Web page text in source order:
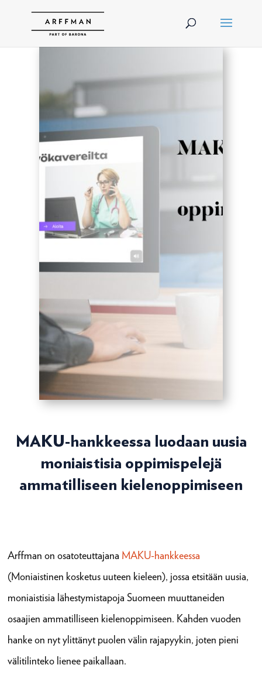
MAKU-hankkeessa luodaan uusia
moniaistisia oppimispelejä
ammatilliseen kielenoppimiseen
Arffman on osatoteuttajana MAKU-hankkeessa
(Moniaistinen kosketus uuteen kieleen), jossa etsitään uusia,
moniaistisia lähestymistapoja Suomeen muuttaneiden
osaajien ammatilliseen kielenoppimiseen. Kahden vuoden
hanke on nyt ylittänyt puolen välin rajapyykin, joten pieni
välitilinteko lienee paikallaan.